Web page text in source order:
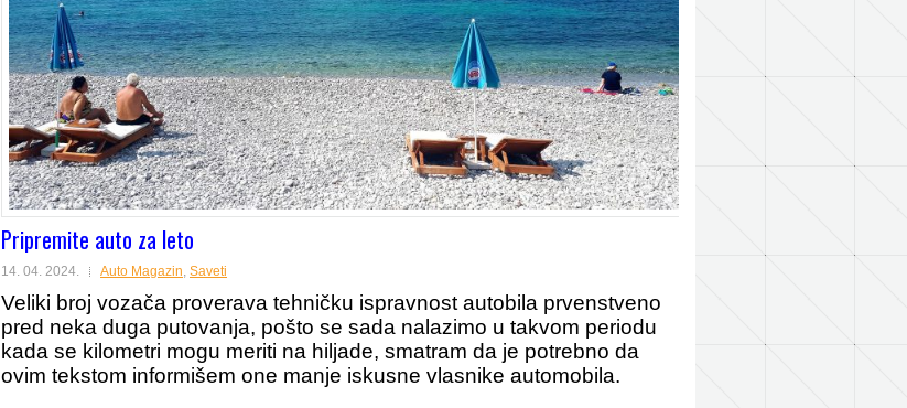
Pripremite auto za leto
14. 04. 2024. Auto Magazin, Saveti
Veliki broj vozača proverava tehničku ispravnost autobila prvenstveno
pred neka duga putovanja, pošto se sada nalazimo u takvom periodu
kada se kilometri mogu meriti na hiljade, smatram da je potrebno da
ovim tekstom informišem one manje iskusne vlasnike automobila.